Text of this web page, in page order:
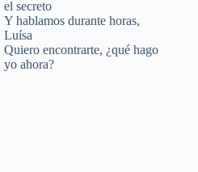
el secreto
Y hablamos durante horas,
Luísa
Quiero encontrarte, ¿qué hago
yo ahora?